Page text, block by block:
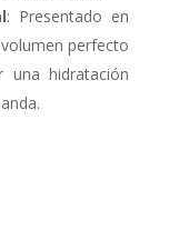
: Presentado en
perfecto
hidratación